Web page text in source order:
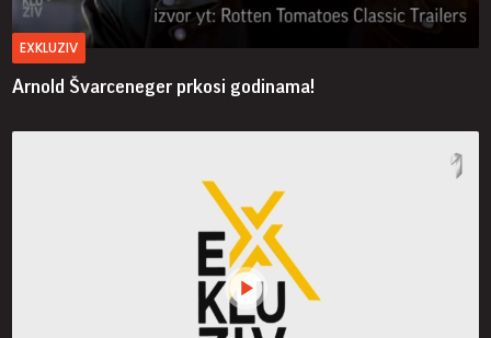
EXKLUZIV
Arnold Švarceneger prkosi godinama!